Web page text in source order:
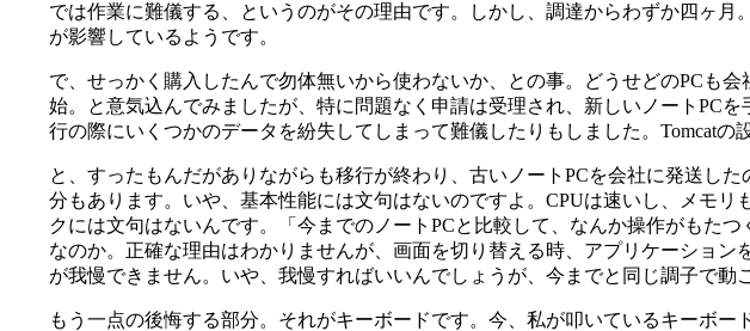
では作業に難儀する、というのがその理由です。しかし、調達からわずか四ヶ
が影響しているようです。
で、せっかく購入したんで勿体無いから使わないか、との事。どうせどのPCも
始。と意気込んでみましたが、特に問題なく申請は受理され、新しいノートPC
行の際にいくつかのデータを紛失してしまって難儀したりもしました。Tomcat
と、すったもんだがありながらも移行が終わり、古いノートPCを会社に発送し
分もあります。いや、基本性能には文句はないのですよ。CPUは速いし、メモ
クには文句はないんです。「今までのノートPCと比較して、なんか操作がもた
なのか。正確な理由はわかりませんが、画面を切り替える時、アプリケーショ
が我慢できません。いや、我慢すればいいんでしょうが、今までと同じ調子で動
もう一点の後悔する部分。それがキーボードです。今、私が叩いているキーボ